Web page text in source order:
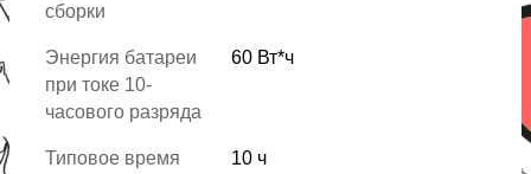
сборки
Энергия батареи
при токе 10-
часового разряда
60 Вт*ч
Типовое время
10 ч